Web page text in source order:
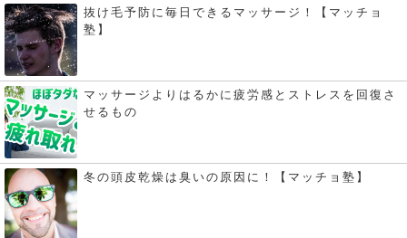
抜け毛予防に毎日できるマッサージ！【マッチョ
塾】
マッサージよりはるかに疲労感とストレスを回復さ
せるもの
冬の頭皮乾燥は臭いの原因に！【マッチョ塾】